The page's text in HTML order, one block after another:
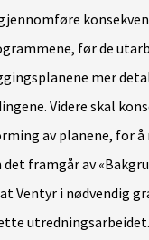
før de
mer
Videre skal
av planene, for
det framgår av
at Ventyr i nødvendig